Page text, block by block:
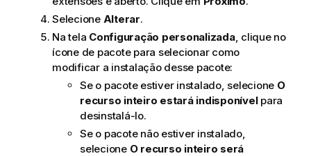
Selecione Alterar.
Na tela Configuração personalizada, clique no
ícone de pacote para selecionar como
modificar a instalação desse pacote:
Se o pacote estiver instalado, selecione O
recurso inteiro estará indisponívelpara
desinstalá-lo.
Se o pacote não estiver instalado,
selecione O recurso inteiro será